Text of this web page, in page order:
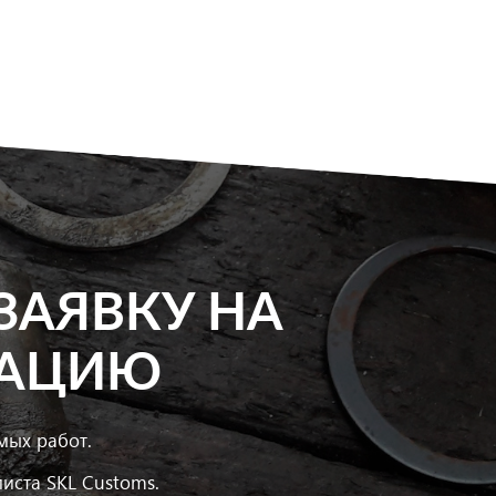
НА
работ.
SKL Customs.